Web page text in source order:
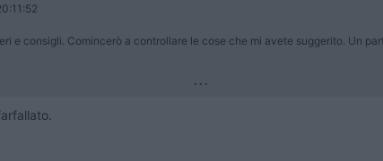
e consigli. Comincerò a controllare le cose che mi avete suggerito. Un
...